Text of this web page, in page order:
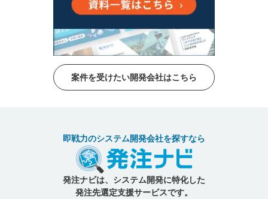
案件を受けたい開発会社はこちら
即戦力のシステム開発会社を探すなら
発注ナビは、システム開発に特化した
発注先選定支援サービスです。